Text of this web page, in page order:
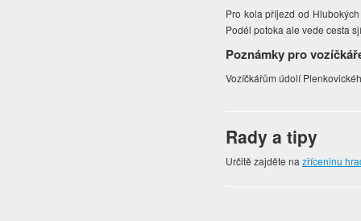
Pro kola příjezd od
Podél potoka ale vede cesta
Poznámky pro
Vozíčkářům údolí
Rady a tipy
Určitě zajděte nazříceninu